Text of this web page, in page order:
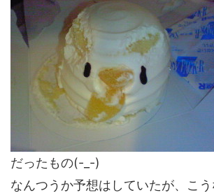
だったもの(-_-)
なんつうか予想はしていたが、こ